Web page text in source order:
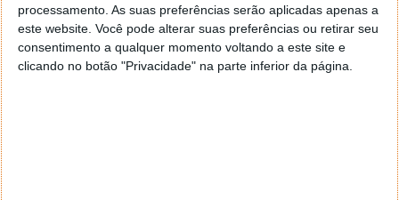
processamento. As suas preferências serão aplicadas apenas a
este website. Você pode alterar suas preferências ou retirar seu
consentimento a qualquer momento voltando a este site e
clicando no botão "Privacidade" na parte inferior da página.
Desta forma, pode-se induzir que alguns utilizadores
da versão Open Beta poderão ter recebido
acidentalmente uma atualização da versão estável.
No entanto essa mesma atualizaçãp irá apagar todos